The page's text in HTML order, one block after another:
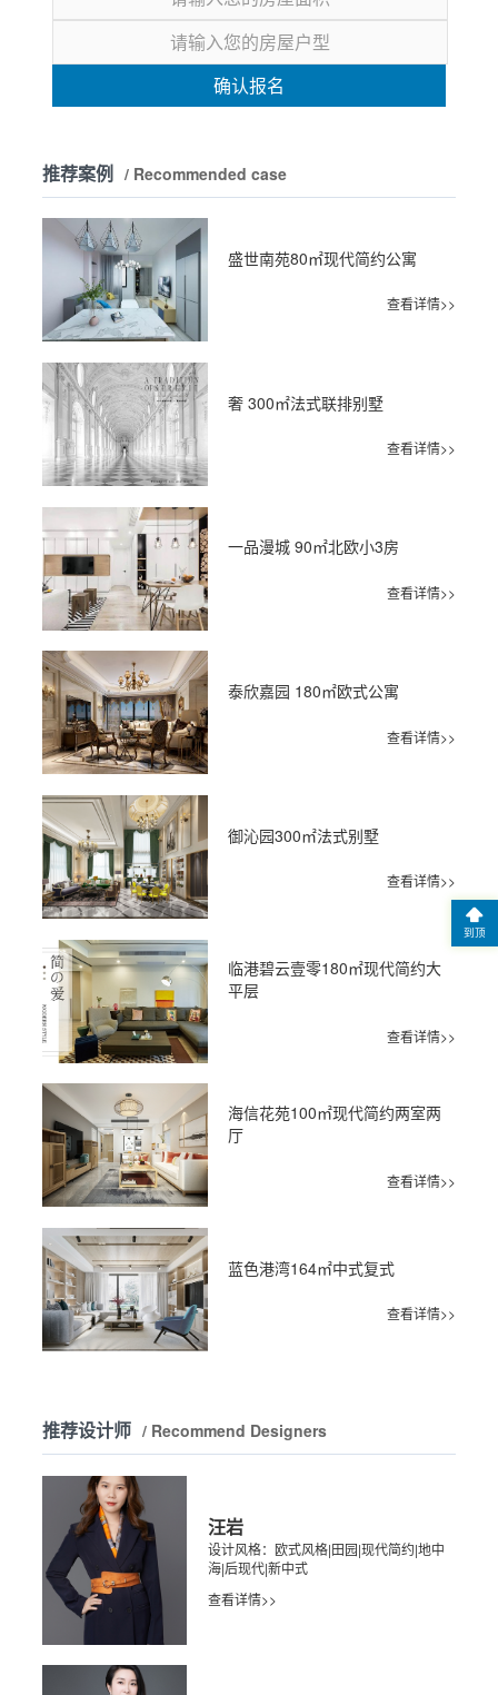
确认报名
推荐案例 / Recommended case
盛世南苑80㎡现代简约公寓
查看详情>>
奢 300㎡法式联排别墅
查看详情>>
一品漫城 90㎡北欧小3房
查看详情>>
泰欣嘉园 180㎡欧式公寓
查看详情>>
御沁园300㎡法式别墅
查看详情>>
临港碧云壹零180㎡现代简约大
平层
查看详情>>
海信花苑100㎡现代简约两室两
厅
查看详情>>
蓝色港湾164㎡中式复式
查看详情>>
推荐设计师 / Recommend Designers
汪岩
设计风格：欧式风格|田园|现代简约|地中
海|后现代|新中式
查看详情>>
到顶